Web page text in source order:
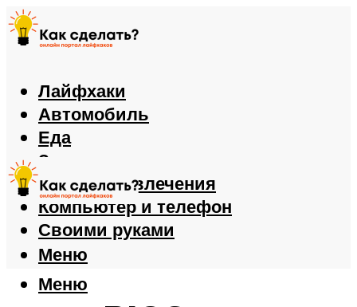
Лайфхаки
Автомобиль
Еда
Здоровье
Игры и развлечения
Компьютер и телефон
Своими руками
Меню
Меню